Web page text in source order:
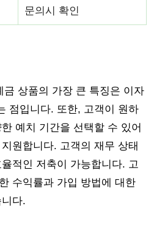
문의시 확인
금 상품의 가장 큰 특징은 이자
점입니다. 또한, 고객이 원하
예치 기간을 선택할 수 있어
원합니다. 고객의 재무 상태
적인 저축이 가능합니다. 고
수익률과 가입 방법에 대한
다.